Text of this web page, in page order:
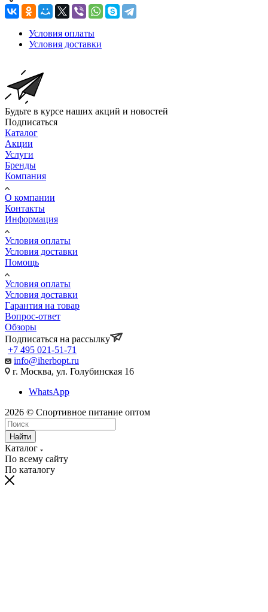
Условия оплаты
Условия доставки
Будьте в курсе наших акций и новостей
Подписаться
Каталог
Акции
Услуги
Бренды
Компания
О компании
Контакты
Информация
Условия оплаты
Условия доставки
Помощь
Условия оплаты
Условия доставки
Гарантия на товар
Вопрос-ответ
Обзоры
Подписаться на рассылку
+7 495 021-51-71
info@iherbopt.ru
г. Москва, ул. Голубинская 16
WhatsApp
2026 © Спортивное питание оптом
Найти
Каталог
По всему сайту
По каталогу